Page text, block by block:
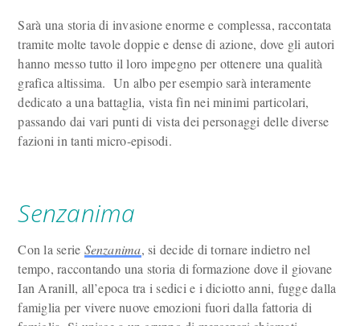
Sarà una storia di invasione enorme e complessa, raccontata
tramite molte tavole doppie e dense di azione, dove gli autori
hanno messo tutto il loro impegno per ottenere una qualità
grafica altissima. Un albo per esempio sarà interamente
dedicato a una battaglia, vista fin nei minimi particolari,
passando dai vari punti di vista dei personaggi delle diverse
fazioni in tanti micro-episodi.
Senzanima
Con la serie Senzanima, si decide di tornare indietro nel
tempo, raccontando una storia di formazione dove il giovane
Ian Aranill, all’epoca tra i sedici e i diciotto anni, fugge dalla
famiglia per vivere nuove emozioni fuori dalla fattoria di